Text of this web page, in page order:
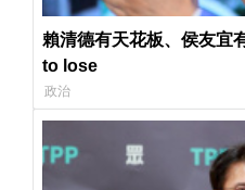
賴清德有天花板、侯友
to lose
政治